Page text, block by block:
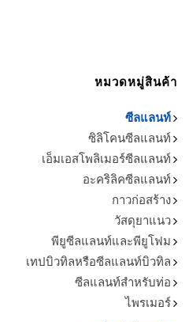
หมวดหมู่สินค้า
ซีลแลนท์
ซิลิโคนซีลแลนท์
เอ็มเอสโพลิเมอร์ซีลแลนท์
อะคริลิคซีลแลนท์
กาวก่อสร้าง
วัสดุยาแนว
พียูซีลแลนท์และพียูโฟม
เทปบิวทิลหรือซีลแลนท์บิวทิล
ซีลแลนท์สำหรับท่อ
ไพรเมอร์